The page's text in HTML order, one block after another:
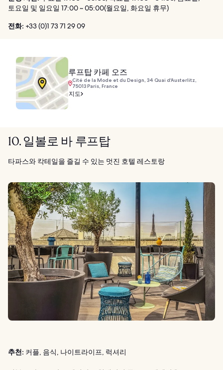
토요일 및 일요일 17:00 ~ 05:00(월요일, 화요일 휴무)
전화: +33 (0)1 73 71 29 09
루프탑 카페 오즈
Cité de la Mode et du Design, 34 Quai d'Austerlitz,
75013 Paris, France
지도
10. 일볼로 바 루프탑
타파스와 칵테일을 즐길 수 있는 멋진 호텔 레스토랑
추천: 커플, 음식, 나이트라이프, 럭셔리